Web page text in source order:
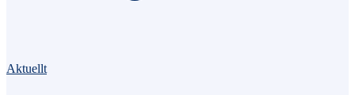
Aktuellt